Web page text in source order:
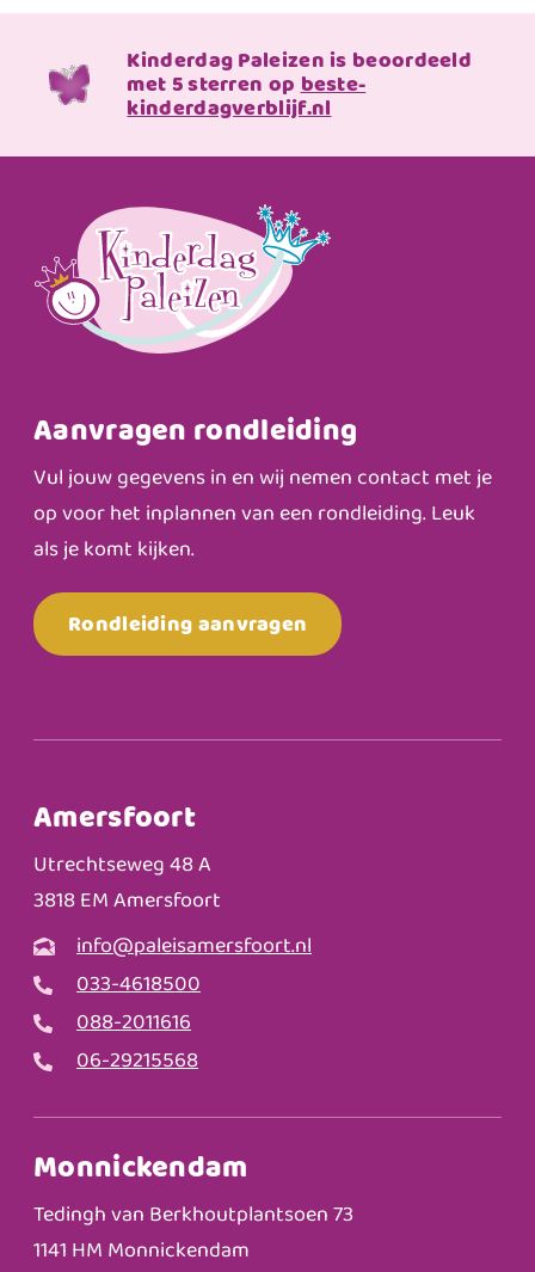
Kinderdag Paleizen is beoordeeld
met 5 sterren opbeste-
kinderdagverblijf.nl
Aanvragen rondleiding
Vul jouw gegevens in en wij nemen contact met je
op voor het inplannen van een rondleiding. Leuk
als je komt kijken.
Rondleiding aanvragen
Amersfoort
Utrechtseweg 48 A
3818 EM Amersfoort
info@paleisamersfoort.nl
033-4618500
088-2011616
06-29215568
Monnickendam
Tedingh van Berkhoutplantsoen 73
1141 HM Monnickendam